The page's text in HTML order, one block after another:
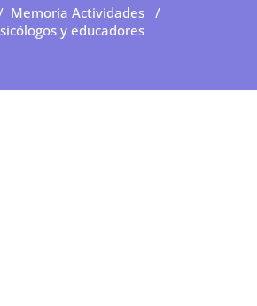
Memoria Actividades /
y educadores